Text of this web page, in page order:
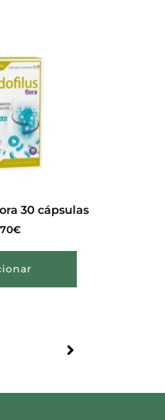
30 cápsulas
€